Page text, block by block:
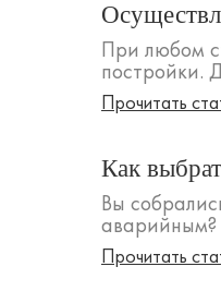
При любом
постройки.
Прочитать
Как
Вы
аварийным?
Прочитать